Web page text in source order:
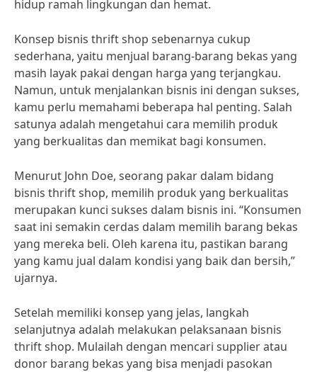
hidup ramah lingkungan dan hemat.
Konsep bisnis thrift shop sebenarnya cukup
sederhana, yaitu menjual barang-barang bekas yang
masih layak pakai dengan harga yang terjangkau.
Namun, untuk menjalankan bisnis ini dengan sukses,
kamu perlu memahami beberapa hal penting. Salah
satunya adalah mengetahui cara memilih produk
yang berkualitas dan memikat bagi konsumen.
Menurut John Doe, seorang pakar dalam bidang
bisnis thrift shop, memilih produk yang berkualitas
merupakan kunci sukses dalam bisnis ini. “Konsumen
saat ini semakin cerdas dalam memilih barang bekas
yang mereka beli. Oleh karena itu, pastikan barang
yang kamu jual dalam kondisi yang baik dan bersih,”
ujarnya.
Setelah memiliki konsep yang jelas, langkah
selanjutnya adalah melakukan pelaksanaan bisnis
thrift shop. Mulailah dengan mencari supplier atau
donor barang bekas yang bisa menjadi pasokan